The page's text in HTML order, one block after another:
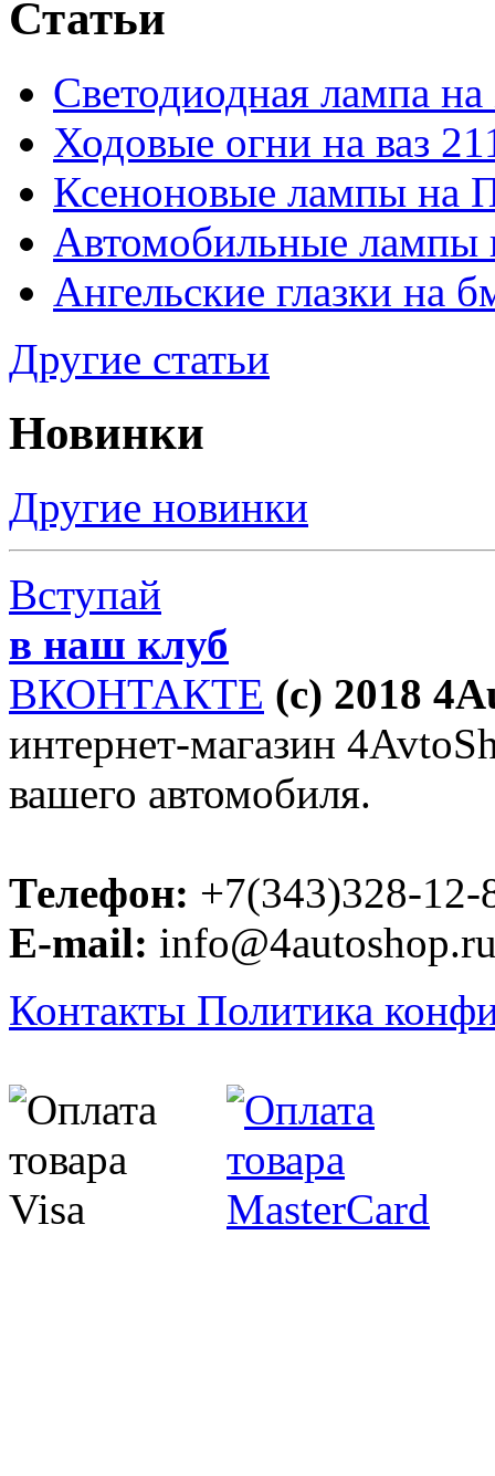
Статьи
Светодиодная лампа
Ходовые огни на ваз
Ксеноновые лампы на
Автомобильные лампы
Ангельские глазки на
Другие статьи
Новинки
Другие новинки
Вступай
в наш клуб
ВКОНТАКТЕ (c) 2018
интернет-магазин
вашего автомобиля.
Телефон: +7(343)328-12-
E-mail:
Контакты Политика